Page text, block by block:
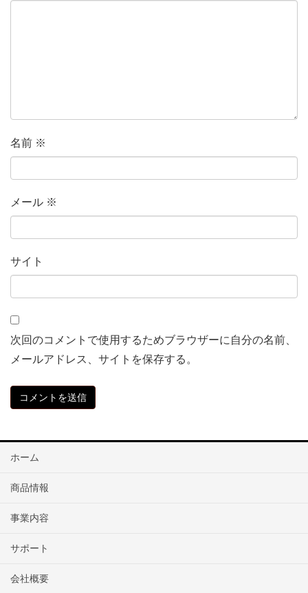
名前 ※
メール ※
サイト
次回のコメントで使用するためブラウザーに自分の名前、
メールアドレス、サイトを保存する。
ホーム
商品情報
事業内容
サポート
会社概要